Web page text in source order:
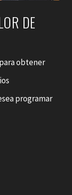
DE
obtener
programar